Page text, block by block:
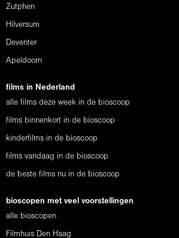
Zutphen
Hilversum
Deventer
Apeldoorn
films in Nederland
alle films deze week in de bioscoop
films binnenkort in de bioscoop
kinderfilms in de bioscoop
films vandaag in de bioscoop
de beste films nu in de bioscoop
bioscopen met veel voorstellingen
alle bioscopen
Filmhuis Den Haag